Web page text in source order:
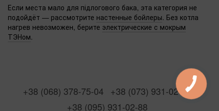
Если места мало для підлогового бака, эта категория не
подойдёт — рассмотрите настенные бойлеры. Без котла
нагрев невозможен, берите электрические с мокрым
ТЭНом.
+38 (068) 378-75-04
+38 (073) 931-02-88
+38 (095) 931-02-88